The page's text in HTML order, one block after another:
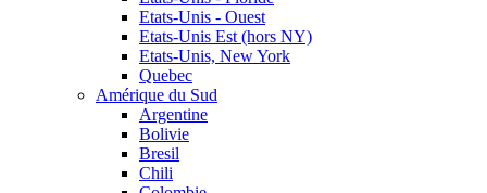
Etats-Unis - Ouest
Etats-Unis Est (hors NY)
Etats-Unis, New York
Quebec
Amérique du Sud
Argentine
Bolivie
Bresil
Chili